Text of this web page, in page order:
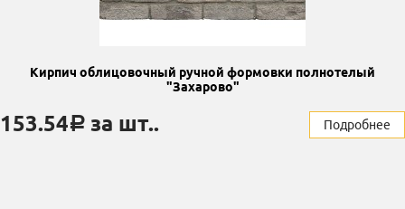
Кирпич облицовочный ручной формовки полнотелый
"Захарово"
153.54a за шт.. Подробнее